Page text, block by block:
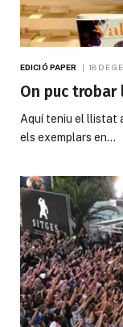
EDICIÓ PAPER 18 DE
On puc trobar
Aquí teniu el llistat
els exemplars en…